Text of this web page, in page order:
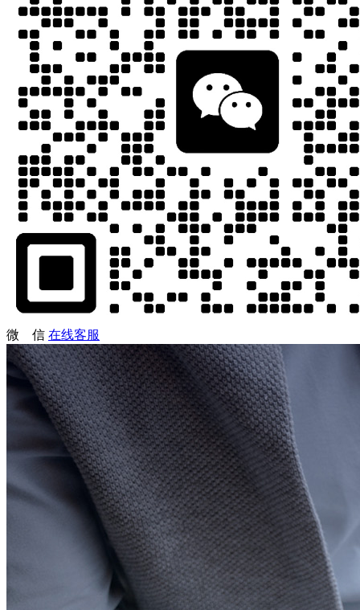
微 信 在线客服